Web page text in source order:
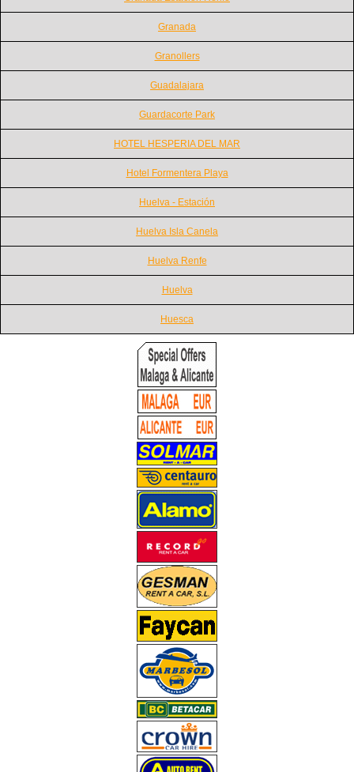
Granada
Granollers
Guadalajara
Guardacorte Park
HOTEL HESPERIA DEL MAR
Hotel Formentera Playa
Huelva - Estación
Huelva Isla Canela
Huelva Renfe
Huelva
Huesca